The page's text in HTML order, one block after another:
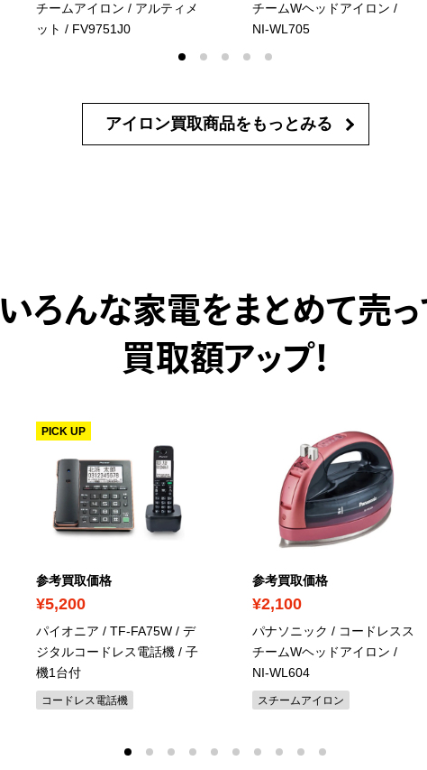
チームアイロン / アルティメ
ット / FV9751J0
チームWヘッドアイロン /
NI-WL705
アイロン買取商品を もっとみる
いろんな家電をまとめて売っ
買取額アップ！
参考買取価格
¥5,200
PICK UP
パイオニア / TF-FA75W / デ
ジタルコードレス電話機 / 子
機1台付
コードレス電話機
参考買取価格
¥2,100
パナソニック / コードレスス
チームWヘッドアイロン /
NI-WL604
スチームアイロン